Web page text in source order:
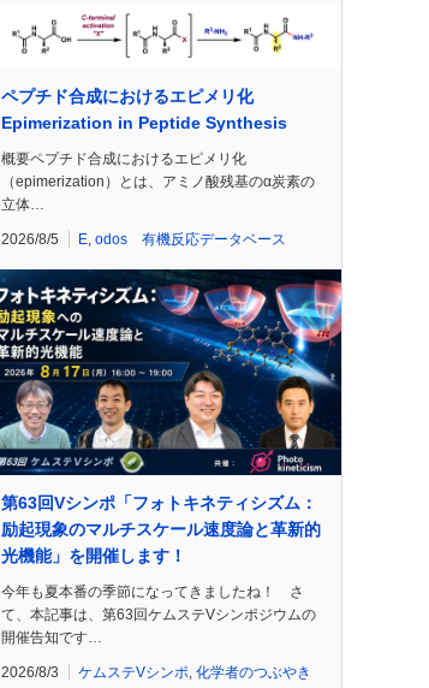
ペプチド合成におけるエピメリ化
Epimerization in Peptide Synthesis
概要ペプチド合成におけるエピメリ化
（epimerization）とは、アミノ酸残基のα炭素の
立体…
2026/8/5 E odos 有機反応データベース
第63回Vシンポ「フォトキネティシズム：
励起現象のマルチスケール速度論と革新的
光機能」を開催します！
今年も夏本番の季節になってきましたね！ さ
て、本記事は、第63回ケムステVシンポジウムの
開催告知です…
2026/8/3 ケムステVシンポ, 化学者のつぶやき